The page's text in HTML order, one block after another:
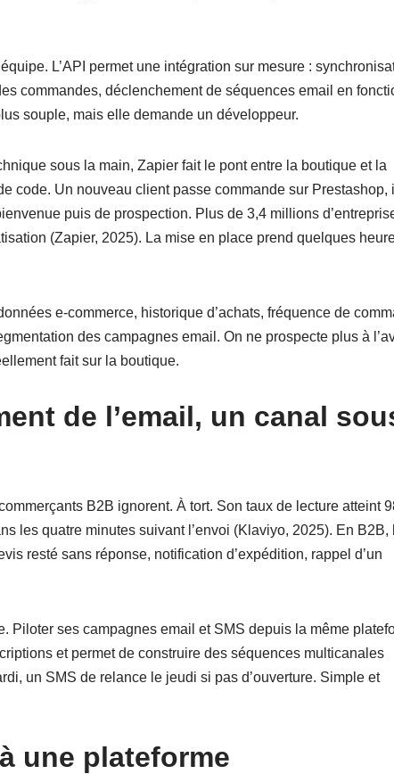
L’API permet une intégration sur mesure :
commandes, déclenchement de séquences email en
souple, mais elle demande un développeur.
sous la main, Zapier fait le pont entre la boutique et la
code. Un nouveau client passe commande sur Prestashop,
puis de prospection. Plus de 3,4 millions
(Zapier, 2025). La mise en place prend quelques
e-commerce, historique d’achats, fréquence de
des campagnes email. On ne prospecte plus à
fait sur la boutique.
de l’email, un canal
B2B ignorent. À tort. Son taux de lecture atteint
les quatre minutes suivant l’envoi (Klaviyo, 2025). En B2B,
resté sans réponse, notification d’expédition, rappel d’un
Piloter ses campagnes email et SMS depuis la même
et permet de construire des séquences multicanales
un SMS de relance le jeudi si pas d’ouverture. Simple et
une plateforme